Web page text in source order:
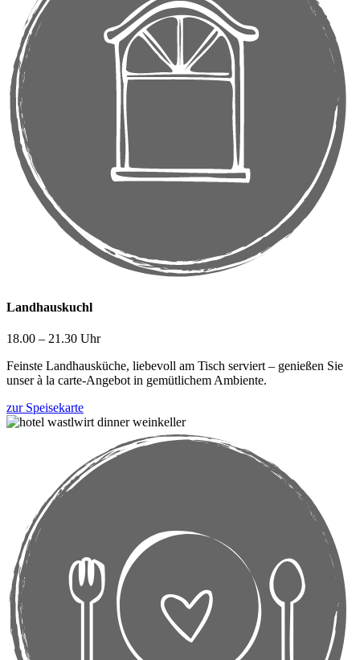
Landhauskuchl
18.00 – 21.30 Uhr
Feinste Landhausküche, liebevoll am Tisch serviert – genießen Sie
unser à la carte-Angebot in gemütlichem Ambiente.
zur Speisekarte